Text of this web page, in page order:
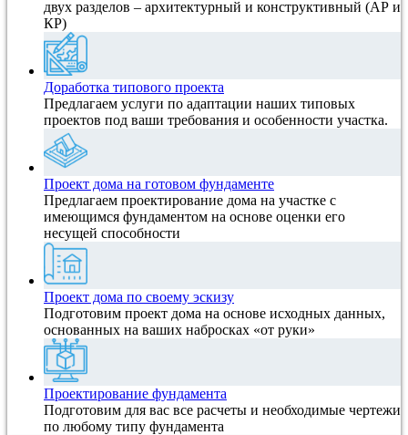
двух разделов – архитектурный и конструктивный (АР и
КР)
Доработка типового проекта
Предлагаем услуги по адаптации наших типовых
проектов под ваши требования и особенности участка.
Проект дома на готовом фундаменте
Предлагаем проектирование дома на участке с
имеющимся фундаментом на основе оценки его
несущей способности
Проект дома по своему эскизу
Подготовим проект дома на основе исходных данных,
основанных на ваших набросках «от руки»
Проектирование фундамента
Подготовим для вас все расчеты и необходимые чертежи
по любому типу фундамента